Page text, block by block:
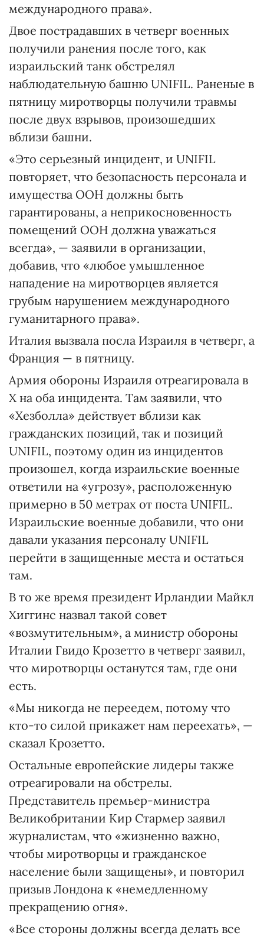
международного права».
Двое пострадавших в четверг военных
получили ранения после того, как
израильский танк обстрелял
наблюдательную башню UNIFIL. Раненые в
пятницу миротворцы получили травмы
после двух взрывов, произошедших
вблизи башни.
«Это серьезный инцидент, и UNIFIL
повторяет, что безопасность персонала и
имущества ООН должны быть
гарантированы, а неприкосновенность
помещений ООН должна уважаться
всегда», — заявили в организации,
добавив, что «любое умышленное
нападение на миротворцев является
грубым нарушением международного
гуманитарного права».
Италия вызвала посла Израиля в четверг, а
Франция — в пятницу.
Армия обороны Израиля отреагировала в
X на оба инцидента. Там заявили, что
«Хезболла» действует вблизи как
гражданских позиций, так и позиций
UNIFIL, поэтому один из инцидентов
произошел, когда израильские военные
ответили на «угрозу», расположенную
примерно в 50 метрах от поста UNIFIL.
Израильские военные добавили, что они
давали указания персоналу UNIFIL
перейти в защищенные места и остаться
там.
В то же время президент Ирландии Майкл
Хиггинс назвал такой совет
«возмутительным», а министр обороны
Италии Гвидо Крозетто в четверг заявил,
что миротворцы останутся там, где они
есть.
«Мы никогда не переедем, потому что
кто-то силой прикажет нам переехать», —
сказал Крозетто.
Остальные европейские лидеры также
отреагировали на обстрелы.
Представитель премьер-министра
Великобритании Кир Стармер заявил
журналистам, что «жизненно важно,
чтобы миротворцы и гражданское
население были защищены», и повторил
призыв Лондона к «немедленному
прекращению огня».
«Все стороны должны всегда делать все